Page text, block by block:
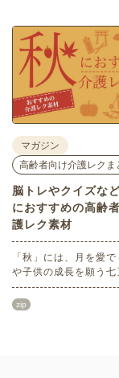
花モチーフのイラスト
い出のイラストなど
いレクリエーション
す！商用フリーで無料
気軽にさまざまなシ
いいただけます。
マガジン
高齢者向け介護レクま
脳トレやクイズな
におすすめの高齢
護レク素材
「秋」には、月を愛で
や子供の成長を願う七
まる秋を鑑賞する紅葉
ど、心を和ませるイベ
zip